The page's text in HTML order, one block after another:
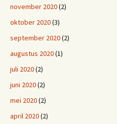
november 2020(2)
oktober 2020(3)
september 2020(2)
augustus 2020(1)
juli 2020(2)
juni 2020(2)
mei 2020(2)
april 2020(2)